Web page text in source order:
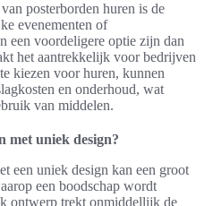
posterborden huren is de
evenementen of
een voordeligere optie zijn dan
het aantrekkelijk voor bedrijven
kiezen voor huren, kunnen
en onderhoud, wat
van middelen.
met uniek design?
een uniek design kan een groot
een boodschap wordt
ontwerp trekt onmiddellijk de